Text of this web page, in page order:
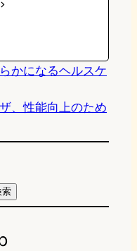
k
かになるヘルスケ
、性能向上のため
索